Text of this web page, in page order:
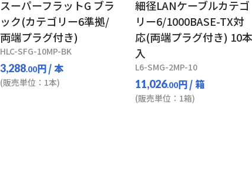
スーパーフラットG ブラ
ック(カテゴリー6準拠/
両端プラグ付き)
HLC-SFG-10MP-BK
3,288.00円/ 本
(販売単位：1本)
細径LANケーブルカテゴ
リー6/1000BASE-TX対
応(両端プラグ付き) 10本
入
L6-SMG-2MP-10
11,026.00円/ 箱
(販売単位：1箱)